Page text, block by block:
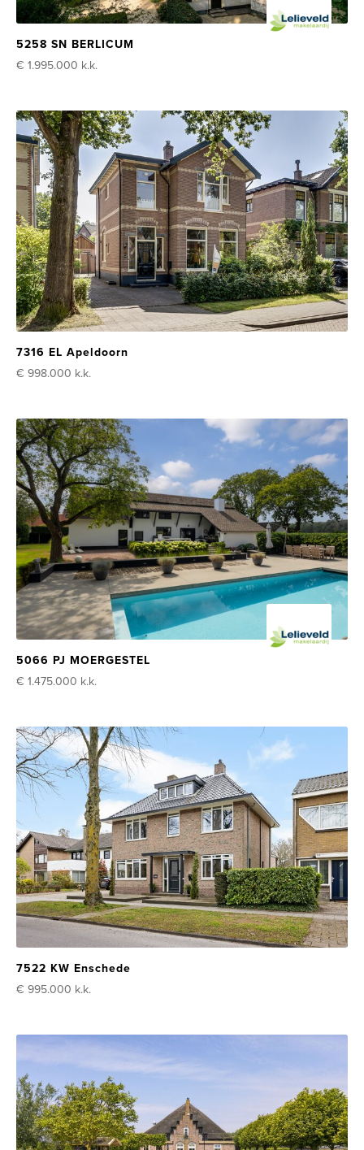
5258 SN BERLICUM
€ 1.995.000 k.k.
7316 EL Apeldoorn
€ 998.000 k.k.
5066 PJ MOERGESTEL
€ 1.475.000 k.k.
7522 KW Enschede
€ 995.000 k.k.